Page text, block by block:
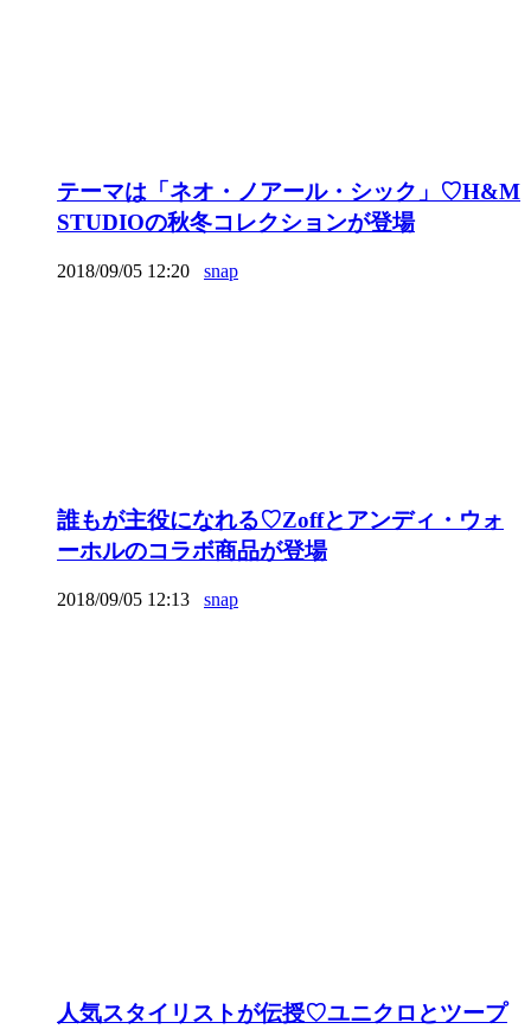
テーマは「ネオ・ノアール・シック」♡H&M
STUDIOの秋冬コレクションが登場
2018/09/05 12:20 snap
誰もが主役になれる♡Zoffとアンディ・ウォ
ーホルのコラボ商品が登場
2018/09/05 12:13 snap
人気スタイリストが伝授♡ユニクロとツープ